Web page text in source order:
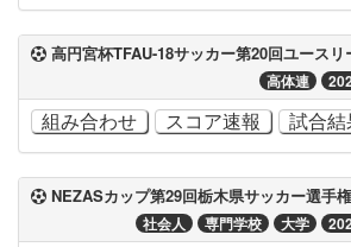
高円宮杯TFAU-18サッカー第20回ユースリ
高体連
組み合わせ スコア速報 試合結
NEZASカップ第29回栃木県サッカー選手
社会人 専門学校 大学